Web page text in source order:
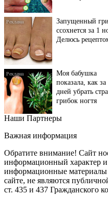
Запущенный
ссохнется за 1
Делюсь
Моя бабушка
показала, как за
дней убрать
грибок ногтя
Этот танец
Пересмотрела 10
Ролик длится
секунд, но вы
шоке от
Наши Партнеры
Важная информация
Обратите внимание! Сайт
информационный характер
информационные
сайте, не являются
ст. 435 и 437 Гражданского